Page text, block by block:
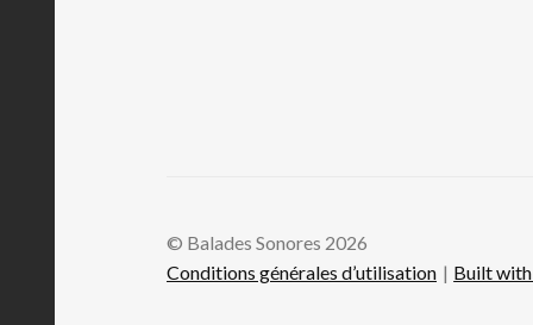
© Balades Sonores 2026
Conditions générales d’utilisation
Built